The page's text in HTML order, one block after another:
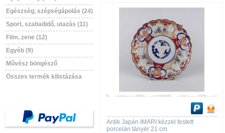
Egészség, szépségápolás (24)
Sport, szabadidő, utazás (11)
Film, zene (12)
Egyéb (9)
Művész böngésző
Összes termék kilistázása
Antik Japán IMARI kézzel festett
porcelán tányér 21 cm